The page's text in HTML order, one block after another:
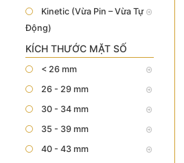
Kinetic (Vừa Pin – Vừa Tự
Động)
KÍCH THƯỚC MẶT SỐ
< 26 mm
26 - 29 mm
30 - 34 mm
35 - 39 mm
40 - 43 mm